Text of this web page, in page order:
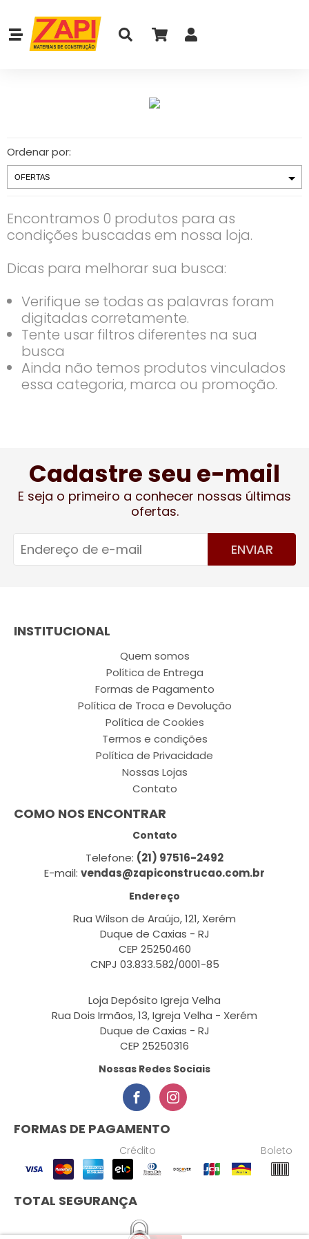
Ordenar por:
Encontramos 0 produtos para as
condições buscadas em nossa loja.
Dicas para melhorar sua busca:
Verifique se todas as palavras foram
digitadas corretamente.
Tente usar filtros diferentes na sua
busca
Ainda não temos produtos vinculados
essa categoria, marca ou promoção.
Cadastre seu e-mail
E seja o primeiro a conhecer nossas últimas
ofertas.
ENVIAR
INSTITUCIONAL
Quem somos
Política de Entrega
Formas de Pagamento
Política de Troca e Devolução
Política de Cookies
Termos e condições
Política de Privacidade
Nossas Lojas
Contato
COMO NOS ENCONTRAR
Contato
Telefone: (21) 97516-2492
E-mail: vendas@zapiconstrucao.com.br
Endereço
Rua Wilson de Araújo, 121, Xerém
Duque de Caxias - RJ
CEP 25250460
CNPJ 03.833.582/0001-85
Loja Depósito Igreja Velha
Rua Dois Irmãos, 13, Igreja Velha - Xerém
Duque de Caxias - RJ
CEP 25250316
Nossas Redes Sociais
FORMAS DE PAGAMENTO
Crédito Boleto
TOTAL SEGURANÇA